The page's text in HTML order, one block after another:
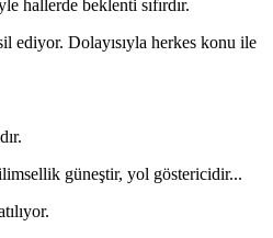
hallerde beklenti sıfırdır.
ediyor. Dolayısıyla herkes konu ile
güneştir, yol göstericidir...